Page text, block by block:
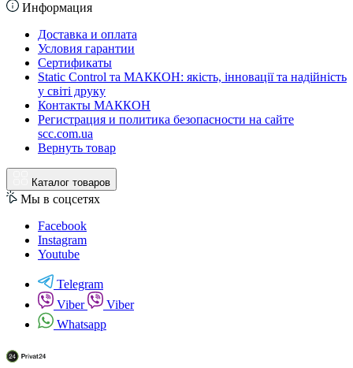
Информация
Доставка и оплата
Условия гарантии
Сертификаты
Static Control та МАККОН: якість, інновації та надійність
у світі друку
Контакты МАККОН
Регистрация и политика безопасности на сайте
scc.com.ua
Вернуть товар
Каталог товаров
Мы в соцсетях
Facebook
Instagram
Youtube
Telegram
Viber
Viber
Whatsapp